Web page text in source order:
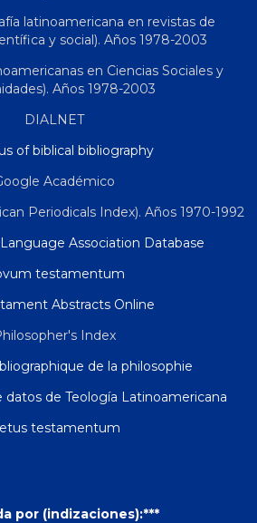
latinoamericana en revistas de
y social). Años 1978-2003
en Ciencias Sociales y
Años 1978-2003
DIALNET
of biblical bibliography
Académico
Periodicals Index). Años 1970-1992
Association Database
testamentum
Abstracts Online
Index
de la philosophie
datos de Teología Latinoamericana
testamentum
por (indizaciones):***